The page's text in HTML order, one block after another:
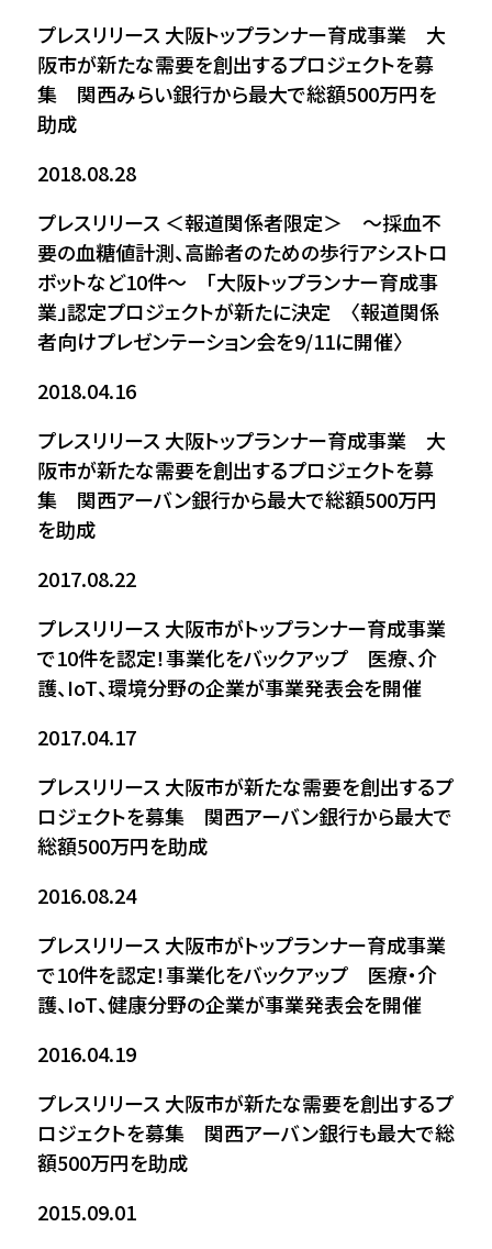
プレスリリース 大阪トップランナー育成事業 大
阪市が新たな需要を創出するプロジェクトを募
集 関西みらい銀行から最大で総額500万円を
助成
2018.08.28
プレスリリース ＜報道関係者限定＞ ～採血不
要の血糖値計測、高齢者のための歩行アシストロ
ボットなど10件～ 「大阪トップランナー育成事
業」認定プロジェクトが新たに決定 〈報道関係
者向けプレゼンテーション会を9/11に開催〉
2018.04.16
プレスリリース 大阪トップランナー育成事業 大
阪市が新たな需要を創出するプロジェクトを募
集 関西アーバン銀行から最大で総額500万円
を助成
2017.08.22
プレスリリース 大阪市がトップランナー育成事業
で10件を認定！事業化をバックアップ 医療、介
護、IoT、環境分野の企業が事業発表会を開催
2017.04.17
プレスリリース 大阪市が新たな需要を創出するプ
ロジェクトを募集 関西アーバン銀行から最大で
総額500万円を助成
2016.08.24
プレスリリース 大阪市がトップランナー育成事業
で10件を認定！事業化をバックアップ 医療・介
護、IoT、健康分野の企業が事業発表会を開催
2016.04.19
プレスリリース 大阪市が新たな需要を創出するプ
ロジェクトを募集 関西アーバン銀行も最大で総
額500万円を助成
2015.09.01